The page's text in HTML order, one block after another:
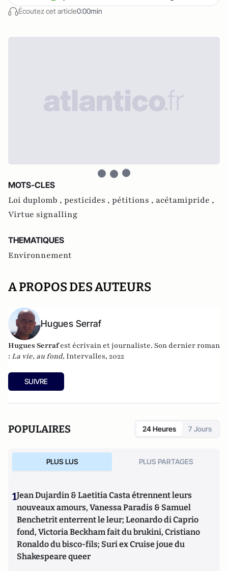
Écoutez cet article0:00min
MOTS-CLES
Loi duplomb , pesticides , pétitions , acétamipride ,
Virtue signalling
THEMATIQUES
Environnement
A PROPOS DES AUTEURS
Hugues Serraf
Hugues Serrafest écrivain et journaliste. Son dernier roman
: La vie, au fond, Intervalles, 2022
SUIVRE
POPULAIRES 24 Heures 7 Jours
PLUS LUS PLUS PARTAGES
1Jean Dujardin & Laetitia Casta étrennent leurs
nouveaux amours, Vanessa Paradis & Samuel
Benchetrit enterrent le leur; Leonardo di Caprio
fond, Victoria Beckham fait du brukini, Cristiano
Ronaldo du bisco-fils; Suri ex Cruise joue du
Shakespeare queer